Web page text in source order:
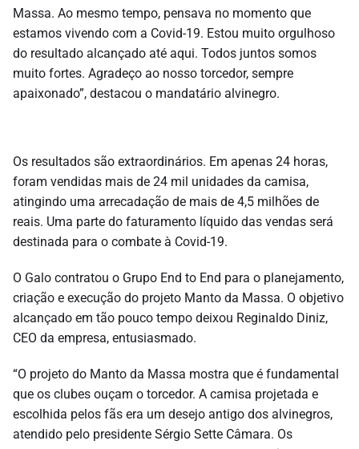
Massa. Ao mesmo tempo, pensava no momento que
estamos vivendo com a Covid-19. Estou muito orgulhoso
do resultado alcançado até aqui. Todos juntos somos
muito fortes. Agradeço ao nosso torcedor, sempre
apaixonado”, destacou o mandatário alvinegro.
Os resultados são extraordinários. Em apenas 24 horas,
foram vendidas mais de 24 mil unidades da camisa,
atingindo uma arrecadação de mais de 4,5 milhões de
reais. Uma parte do faturamento líquido das vendas será
destinada para o combate à Covid-19.
O Galo contratou o Grupo End to End para o planejamento,
criação e execução do projeto Manto da Massa. O objetivo
alcançado em tão pouco tempo deixou Reginaldo Diniz,
CEO da empresa, entusiasmado.
“O projeto do Manto da Massa mostra que é fundamental
que os clubes ouçam o torcedor. A camisa projetada e
escolhida pelos fãs era um desejo antigo dos alvinegros,
atendido pelo presidente Sérgio Sette Câmara. Os